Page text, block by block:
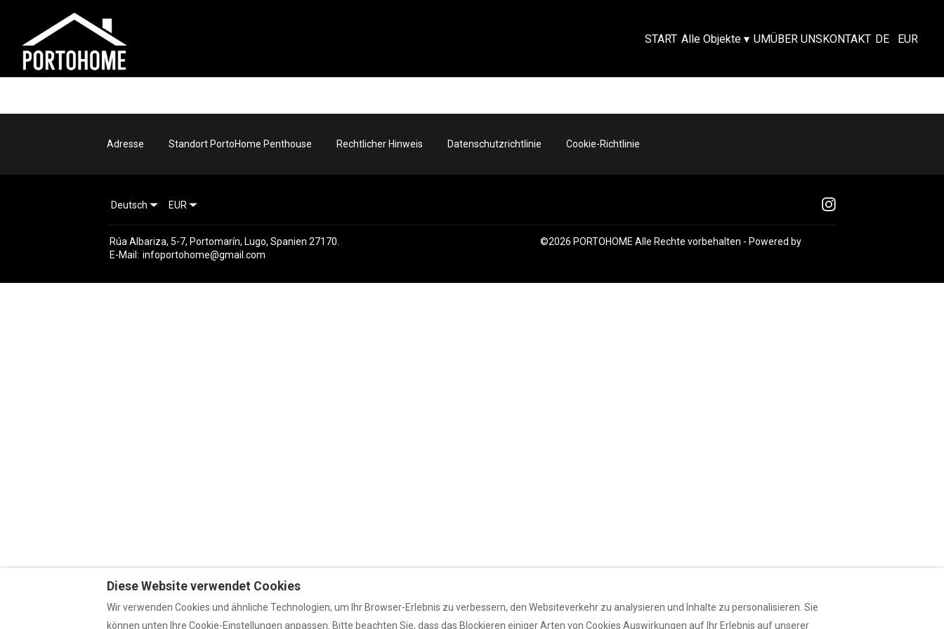
START Alle Objekte ▾ UMÜBER UNSKONTAKT DE EUR
Adresse Standort PortoHome Penthouse Rechtlicher Hinweis Datenschutzrichtlinie Cookie-Richtlinie
Deutsch EUR
Rúa Albariza, 5-7, Portomarín, Lugo, Spanien 27170
E-Mail: infoportohome@gmail.com
©2026 PORTOHOME Alle Rechte vorbehalten - Powered by
Diese Website verwendet Cookies
Wir verwenden Cookies und ähnliche Technologien, um Ihr Browser-Erlebnis zu verbessern, den Websiteverkehr zu analysieren und Inhalte zu personalisieren. Sie
können unten Ihre Cookie-Einstellungen anpassen. Bitte beachten Sie, dass das Blockieren einiger Arten von Cookies Auswirkungen auf Ihr Erlebnis auf unserer